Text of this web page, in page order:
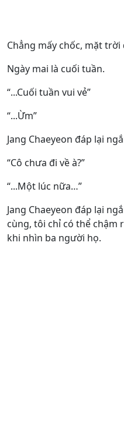
Chẳng mấy chốc, mặt
Ngày mai là cuối tuần.
“...Cuối tuần vui vẻ”
“...Ừm”
Jang Chaeyeon đáp lại
“Cô chưa đi về à?”
“...Một lúc nữa…”
Jang Chaeyeon đáp lại
cùng, tôi chỉ có thể
khi nhìn ba người họ.